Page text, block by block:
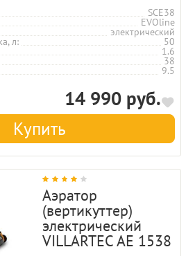
SCE38
EVOline
электрический
л 50
1.6
38
9.5
14 990 руб.
Купить
Аэратор
(вертикуттер)
электрический
VILLARTEC AE 1538